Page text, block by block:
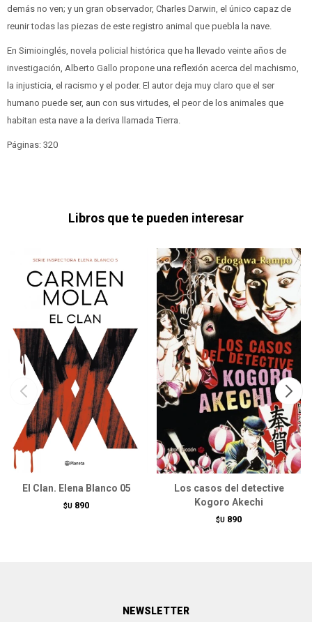
demás no ven; y un gran observador, Charles Darwin, el único capaz de
reunir todas las piezas de este registro animal que puebla la nave.
En Simioinglés, novela policial histórica que ha llevado veinte años de
investigación, Alberto Gallo propone una reflexión acerca del machismo,
la injusticia, el racismo y el poder. El autor deja muy claro que el ser
humano puede ser, aun con sus virtudes, el peor de los animales que
habitan esta nave a la deriva llamada Tierra.
Páginas: 320
Libros que te pueden interesar
El Clan. Elena Blanco 05
$U 890
Los casos del detective
Kogoro Akechi
$U 890
NEWSLETTER